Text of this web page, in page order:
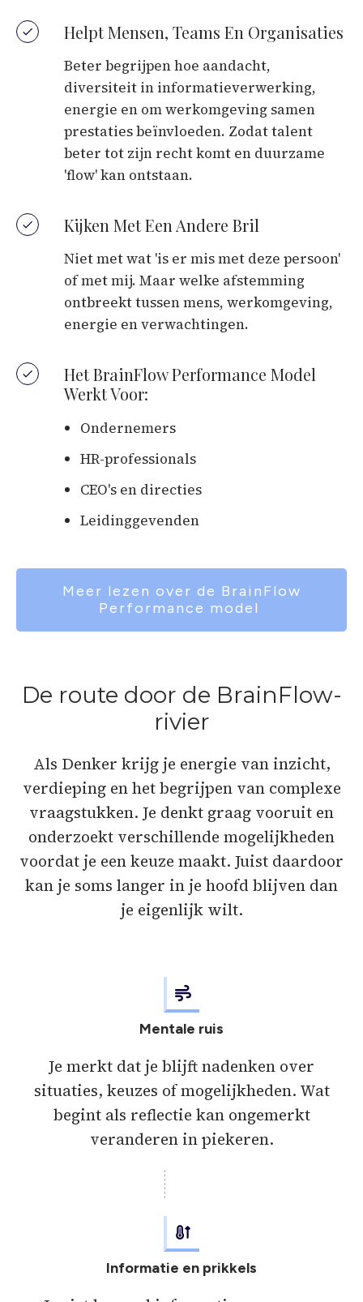
Helpt Mensen, Teams En Organisaties
Beter begrijpen hoe aandacht,
diversiteit in informatieverwerking,
energie en om werkomgeving samen
prestaties beïnvloeden. Zodat talent
beter tot zijn recht komt en duurzame
'flow' kan ontstaan.
Kijken Met Een Andere Bril
Niet met wat 'is er mis met deze persoon'
of met mij. Maar welke afstemming
ontbreekt tussen mens, werkomgeving,
energie en verwachtingen.
Het BrainFlow Performance Model
Werkt Voor:
Ondernemers
HR-professionals
CEO's en directies
Leidinggevenden
Meer lezen over de BrainFlow
Performance model
De route door de BrainFlow-
rivier
Als Denker krijg je energie van inzicht,
verdieping en het begrijpen van complexe
vraagstukken. Je denkt graag vooruit en
onderzoekt verschillende mogelijkheden
voordat je een keuze maakt. Juist daardoor
kan je soms langer in je hoofd blijven dan
je eigenlijk wilt.
Mentale ruis
Je merkt dat je blijft nadenken over
situaties, keuzes of mogelijkheden. Wat
begint als reflectie kan ongemerkt
veranderen in piekeren.
Informatie en prikkels